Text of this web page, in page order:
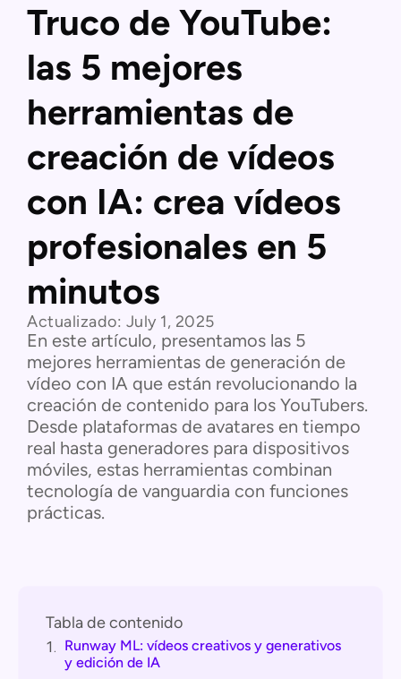
Truco de YouTube:
las 5 mejores
herramientas de
creación de vídeos
con IA: crea vídeos
profesionales en 5
minutos
Actualizado: July 1, 2025
En este artículo, presentamos las 5
mejores herramientas de generación de
vídeo con IA que están revolucionando la
creación de contenido para los YouTubers.
Desde plataformas de avatares en tiempo
real hasta generadores para dispositivos
móviles, estas herramientas combinan
tecnología de vanguardia con funciones
prácticas.
Tabla de contenido
1. Runway ML: vídeos creativos y generativos
y edición de IA